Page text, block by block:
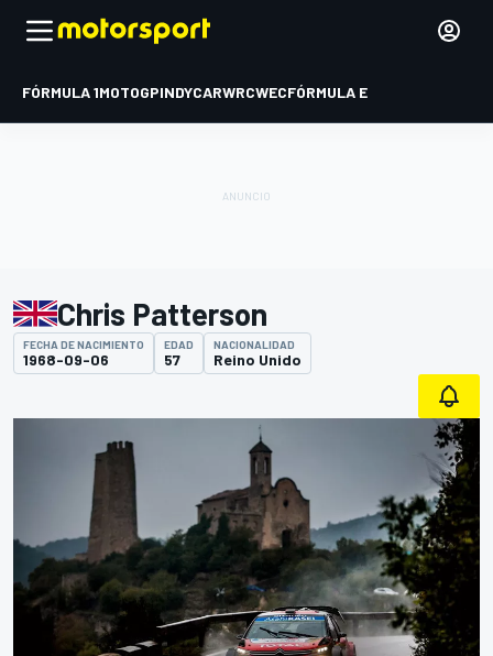
FÓRMULA 1MOTOGPINDYCARWRCWECFÓRMULA E
Chris Patterson
FECHA DE NACIMIENTO
1968-09-06
EDAD
57
NACIONALIDAD
Reino Unido